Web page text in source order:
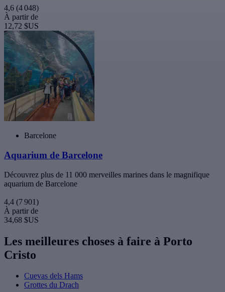
4,6 (4 048)
À partir de
12,72 $US
Barcelone
Aquarium de Barcelone
Découvrez plus de 11 000 merveilles marines dans le magnifique
aquarium de Barcelone
4,4 (7 901)
À partir de
34,68 $US
Les meilleures choses à faire à Porto
Cristo
Cuevas dels Hams
Grottes du Drach